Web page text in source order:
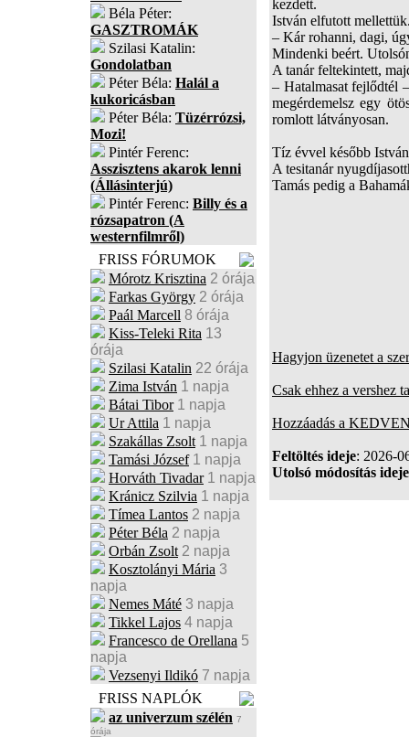
Béla Péter:
GASZTROMÁK
Szilasi Katalin:
Gondolatban
Péter Béla: Halál a
kukoricásban
Péter Béla: Tüzérrózsi,
Mozi!
Pintér Ferenc:
Asszisztens akarok lenni
(Állásinterjú)
Pintér Ferenc: Billy és a
rózsapatron (A
westernfilmről)
FRISS FÓRUMOK
Mórotz Krisztina 2 órája
Farkas György 2 órája
Paál Marcell 8 órája
Kiss-Teleki Rita 13
órája
Szilasi Katalin 22 órája
Zima István 1 napja
Bátai Tibor 1 napja
Ur Attila 1 napja
Szakállas Zsolt 1 napja
Tamási József 1 napja
Horváth Tivadar 1 napja
Kránicz Szilvia 1 napja
Tímea Lantos 2 napja
Péter Béla 2 napja
Orbán Zsolt 2 napja
Kosztolányi Mária 3
napja
Nemes Máté 3 napja
Tikkel Lajos 4 napja
Francesco de Orellana 5
napja
Vezsenyi Ildikó 7 napja
FRISS NAPLÓK
az univerzum szélén 7
órája
kezdett.
István elfutott
– Kár rohanni, dagi,
Mindenki beért.
A tanár feltekintett,
– Hatalmasat fejlődtél
megérdemelsz egy
romlott látványosan.
Tíz évvel később
A tesitanár
Tamás pedig a
Hagyjon üzenetet a
Csak ehhez a vershez
Hozzáadás a
Feltöltés ideje: 2026-
Utolsó módosítás ideje